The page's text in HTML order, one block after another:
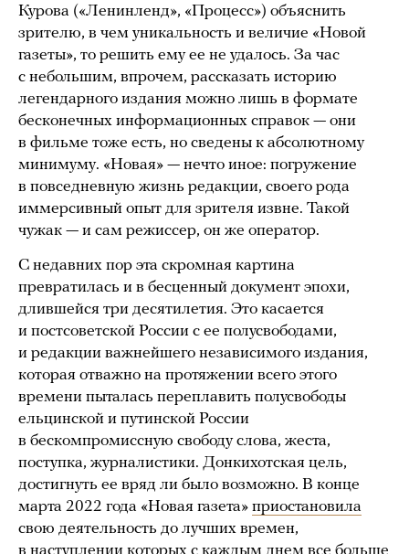
Курова («Ленинленд», «Процесс») объяснить
зрителю, в чем уникальность и величие «Новой
газеты», то решить ему ее не удалось. За час
с небольшим, впрочем, рассказать историю
легендарного издания можно лишь в формате
бесконечных информационных справок — они
в фильме тоже есть, но сведены к абсолютному
минимуму. «Новая» — нечто иное: погружение
в повседневную жизнь редакции, своего рода
иммерсивный опыт для зрителя извне. Такой
чужак — и сам режиссер, он же оператор.
С недавних пор эта скромная картина
превратилась и в бесценный документ эпохи,
длившейся три десятилетия. Это касается
и постсоветской России с ее полусвободами,
и редакции важнейшего независимого издания,
которая отважно на протяжении всего этого
времени пыталась переплавить полусвободы
ельцинской и путинской России
в бескомпромиссную свободу слова, жеста,
поступка, журналистики. Донкихотская цель,
достигнуть ее вряд ли было возможно. В конце
марта 2022 года «Новая газета» приостановила
свою деятельность до лучших времен,